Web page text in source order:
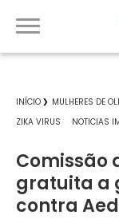
INÍCIO MULHERES DE
ZIKA VIRUS
NOTICIAS
Comissão
gratuita a
contra